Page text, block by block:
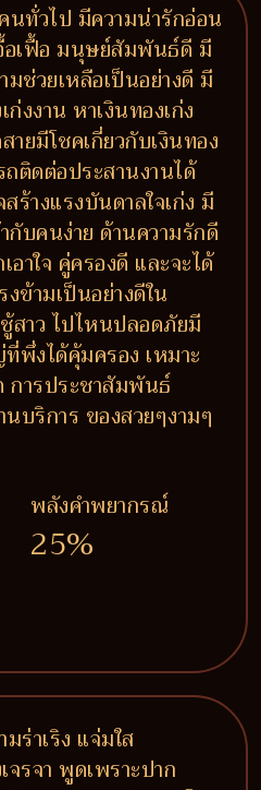
ทั่วไป มีความน่ารักอ่อน
อื้อเฟื้อ มนุษย์สัมพันธ์ดี มี
ช่วยเหลือเป็นอย่างดี มี
งงาน หาเงินทองเก่ง
ายมีโชคเกี่ยวกับเงินทอง
ถติดต่อประสานงานได้
ร้างแรงบันดาลใจเก่ง มี
กับคนง่าย ด้านความรักดี
อาใจ คู่ครองดี และจะได้
ข้ามเป็นอย่างดีใน
สาว ไปไหนปลอดภัยมี
พึ่งได้คุ้มครอง เหมาะ
การประชาสัมพันธ์
บริการ ของสวยๆงามๆ
พลังคำพยากรณ์
25%
ร่าเริง แจ่มใส
รจา พูดเพราะปาก